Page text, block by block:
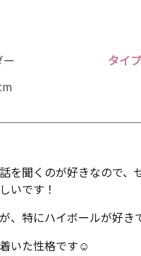
タイプ
を聞くのが好きなので、
いです！
、特にハイボールが好き
いた性格です☺️